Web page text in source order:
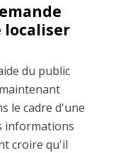
localiser
du public
le cadre d'une
informations
croire qu'il